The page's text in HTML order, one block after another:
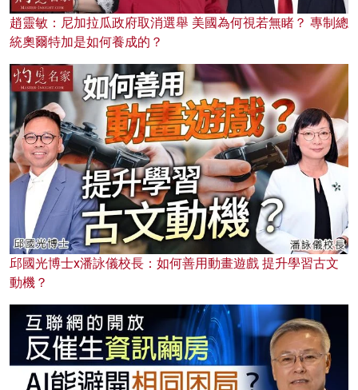
趙靈敏：尼加拉瓜政府取消選舉 美國為何視若無睹？ 專制總
統奧爾特加是如何養成的？
邱國光博士x潘詠儀校長：如何善用動畫遊戲 提升學習古文
動機？